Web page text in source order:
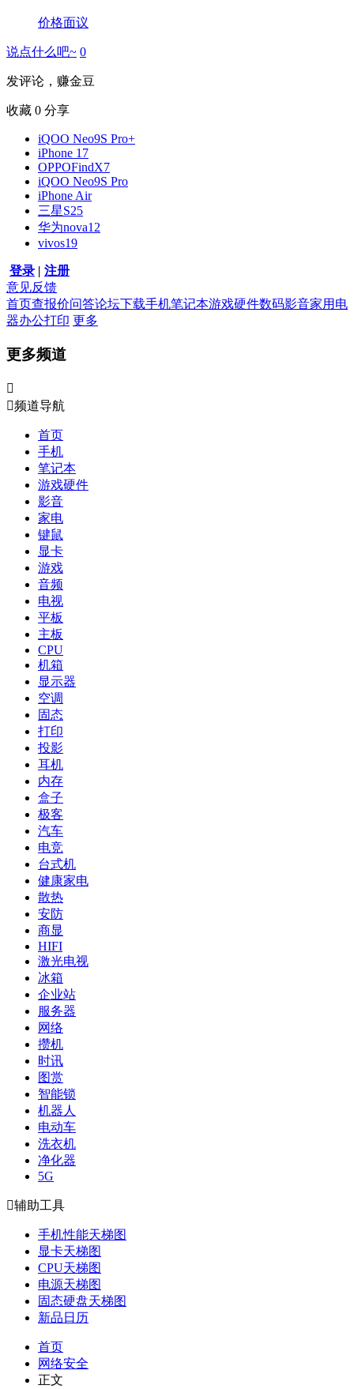
价格面议
说点什么吧~ 0
发评论，赚金豆
收藏 0 分享
iQOO Neo9S Pro+
iPhone 17
OPPOFindX7
iQOO Neo9S Pro
iPhone Air
三星S25
华为nova12
vivos19
登录 | 注册
意见反馈
首页查报价问答论坛下载手机笔记本游戏硬件数码影音家用电
器办公打印 更多
更多频道

频道导航
首页
手机
笔记本
游戏硬件
影音
家电
键鼠
显卡
游戏
音频
电视
平板
主板
CPU
机箱
显示器
空调
固态
打印
投影
耳机
内存
盒子
极客
汽车
电竞
台式机
健康家电
散热
安防
商显
HIFI
激光电视
冰箱
企业站
服务器
网络
攒机
时讯
图赏
智能锁
机器人
电动车
洗衣机
净化器
5G
辅助工具
手机性能天梯图
显卡天梯图
CPU天梯图
电源天梯图
固态硬盘天梯图
新品日历
首页
网络安全
正文